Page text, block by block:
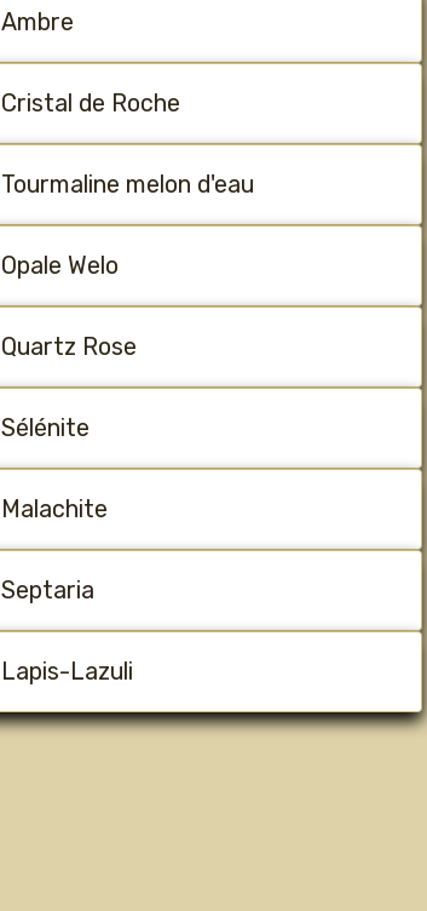
Ambre
Cristal de Roche
Tourmaline melon d'eau
Opale Welo
Quartz Rose
Sélénite
Malachite
Septaria
Lapis-Lazuli